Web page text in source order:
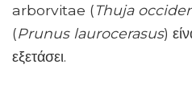
arborvitae (Thuja
(Prunus laurocerasus)
εξετάσει.